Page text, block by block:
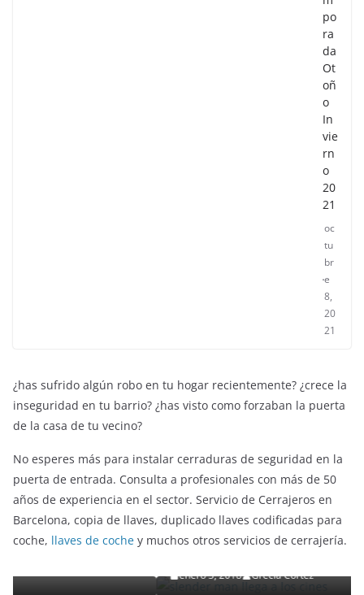
po
ra
da
Ot
oñ
o
In
vie
rn
o
20
21
oc
tu
br
e
8,
20
21
¿has sufrido algún robo en tu hogar recientemente? ¿crece la
inseguridad en tu barrio? ¿has visto como forzaban la puerta
de la casa de tu vecino?
No esperes más para instalar cerraduras de seguridad en la
puerta de entrada. Consulta a profesionales con más de 50
años de experiencia en el sector. Servicio de Cerrajeros en
Barcelona, copia de llaves, duplicado llaves codificadas para
coche, llaves de coche y muchos otros servicios de cerrajería.
ENTRETENIMIENTO Y CURIOSIDADES LIBROS CINE Y TV
Slender Man llega al cine y te mostramos todos
detalles
enero 3, 2018 Grecia Cortez